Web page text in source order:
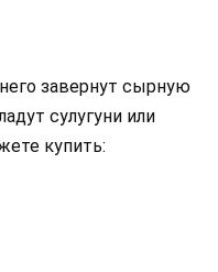
завернут сырную
сулугуни или
купить: